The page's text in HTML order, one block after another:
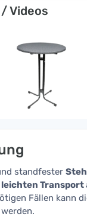
Videos
standfester
leichten Transport
Fällen kann